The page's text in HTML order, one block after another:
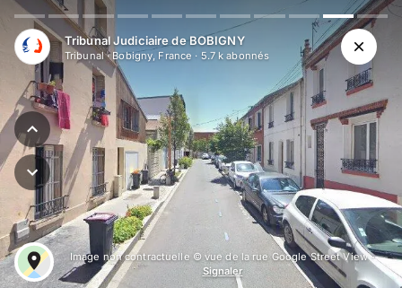
Aller au contenu principal
Tribunal Judiciaire de BOBIGNY
Tribunal· Bobigny, France · 5.7 k abonnés
Image non contractuelle © vue de la rue Google Street View -
Signaler